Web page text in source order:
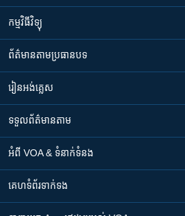
កម្មវិធី​វិទ្យុ
ព័ត៌មាន​តាមប្រធានបទ​
រៀន​​អង់គ្លេស
ទទួល​ព័ត៌មាន​តាម
អំពី​ VOA & ទំនាក់ទំនង
គេហទំព័រ​​ទាក់ទង